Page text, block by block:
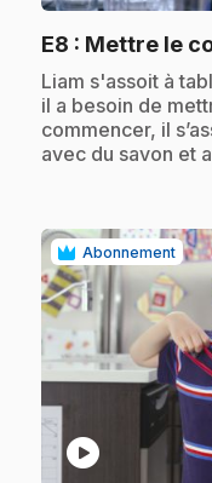
E8 : Mettre le
.Liam s'assoit à
il a besoin de
commencer, il
avec du savon et
Abonnement
play_circle